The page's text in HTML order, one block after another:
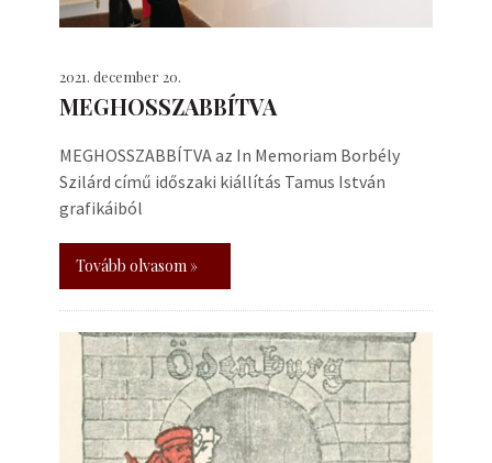
2021. december 20.
MEGHOSSZABBÍTVA
MEGHOSSZABBÍTVA az In Memoriam Borbély
Szilárd című időszaki kiállítás Tamus István
grafikáiból
Tovább olvasom »